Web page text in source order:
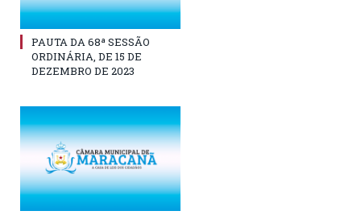
PAUTA DA 68ª SESSÃO
ORDINÁRIA, DE 15 DE
DEZEMBRO DE 2023